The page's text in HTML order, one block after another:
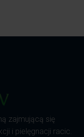
zajmującą się
i pielęgnacji racic.